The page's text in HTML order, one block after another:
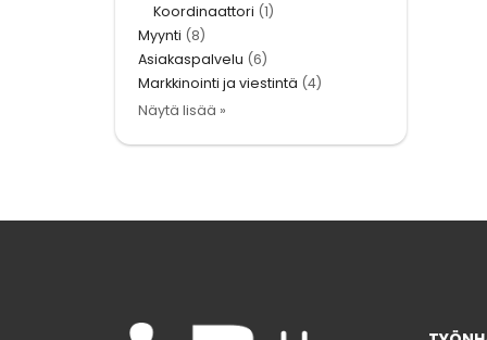
Koordinaattori (1)
Myynti (8)
Asiakaspalvelu (6)
Markkinointi ja viestintä (4)
Näytä lisää »